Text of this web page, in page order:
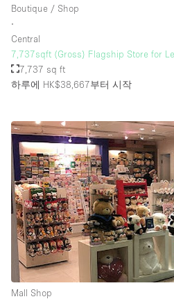
지하층
위치한 거리
쇼핑몰
테라스
윗층
기타
Boutique / Shop
∙
Central
7,737sqft (Gross) Flagship Store for
7,737 sq ft
하루에 HK$38,667부터 시작
Mall Shop